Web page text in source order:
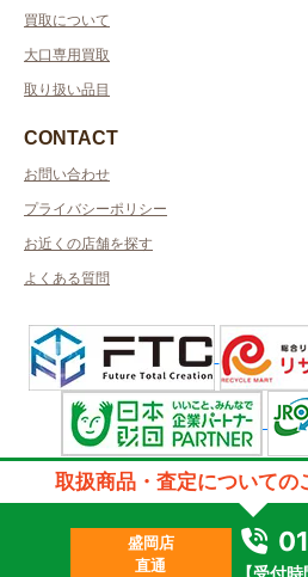
買取について
大口専用買取
取り扱い品目
CONTACT
お問い合わせ
プライバシーポリシー
お近くの店舗を探す
よくある質問
許可管轄：岩手県公
古物商許可番号：第211010001088号／取
ン
質屋許可番号：質番号 第 盛東7号／取得
2023 © kanteikyoku.jp
取扱商品・査定についての
盛岡店
直通
【受付